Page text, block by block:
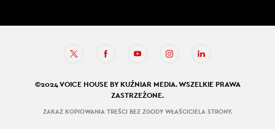
©2024 VOICE HOUSE BY KUŹNIAR MEDIA. WSZELKIE PRAWA
ZASTRZEŻONE.
ZAKAZ KOPIOWANIA TREŚCI BEZ ZGODY WŁAŚCICIELA STRONY.